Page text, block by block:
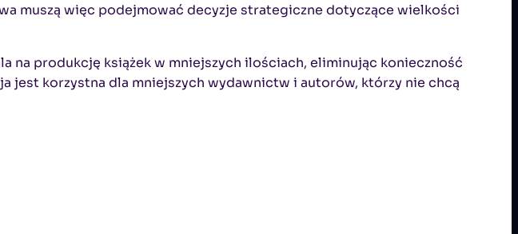
muszą więc podejmować decyzje strategiczne dotyczące wielkości
na produkcję książek w mniejszych ilościach, eliminując konieczność
korzystna dla mniejszych wydawnictw i autorów, którzy nie chcą